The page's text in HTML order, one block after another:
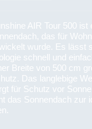
AIR Tour 500 ist
das für
wurde. Es lässt
schnell und
Breite von 500 cm
Das langlebige
für Schutz vor
das Sonnendach zur